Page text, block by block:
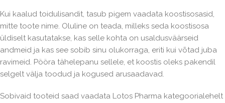
Kui kaalud toidulisandit, tasub pigem vaadata koostisosasid,
mitte toote nime. Oluline on teada, milleks seda koostisosa
üldiselt kasutatakse, kas selle kohta on usaldusväärseid
andmeid ja kas see sobib sinu olukorraga, eriti kui võtad juba
ravimeid. Pööra tähelepanu sellele, et koostis oleks pakendil
selgelt välja toodud ja kogused arusaadavad.
Sobivaid tooteid saad vaadata Lotos Pharma kategoorialehelt